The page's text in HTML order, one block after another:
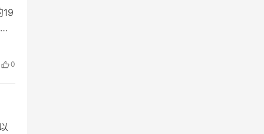
19
0